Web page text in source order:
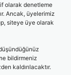
olarak denetleme
Ancak, üyelerimiz
siteye üye olarak
bildirmeniz
kaldırılacaktır.